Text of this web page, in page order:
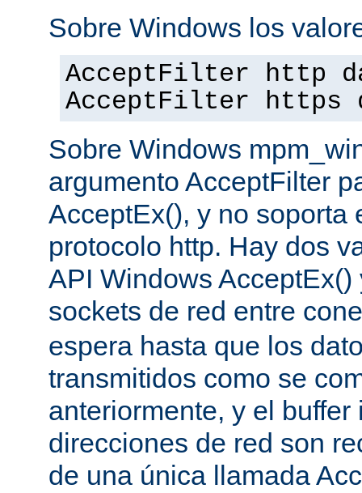
Sobre Windows los
AcceptFilter http
AcceptFilter https
Sobre Windows
argumento AcceptFilter
AcceptEx(), y no soporta
protocolo http. Hay dos
API Windows
sockets de red entre
espera hasta que los
transmitidos como se
anteriormente, y el
direcciones de red son
de una única llamada